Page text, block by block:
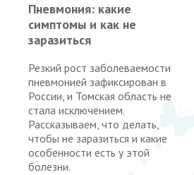
Пневмония: какие
симптомы и как не
заразиться
Резкий рост заболеваемости
пневмонией зафиксирован в
России, и Томская область не
стала исключением.
Рассказываем, что делать,
чтобы не заразиться и какие
особенности есть у этой
болезни.